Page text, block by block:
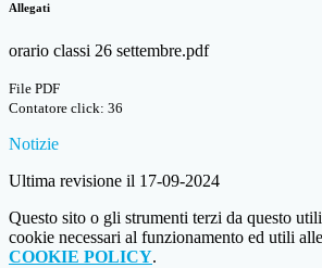
Allegati
orario classi 26 settembre.pdf
File PDF
Contatore click: 36
Notizie
Ultima revisione il 17-09-2024
Questo sito o gli strumenti terzi da questo
cookie necessari al funzionamento ed utili
COOKIE POLICY.